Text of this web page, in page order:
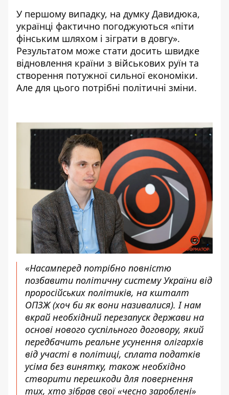
У першому випадку, на думку Давидюка,
українці фактично погоджуються «піти
фінським шляхом і зіграти в довгу».
Результатом може стати досить швидке
відновлення країни з військових руїн та
створення потужної сильної економіки.
Але для цього потрібні політичні зміни.
«Насамперед потрібно повністю
позбавити політичну систему України від
проросійських політиків, на кшталт
ОПЗЖ (хоч би як вони називалися). І нам
вкрай необхідний перезапуск держави на
основі нового суспільного договору, який
передбачить реальне усунення олігархів
від участі в політиці, сплата податків
усіма без винятку, також необхідно
створити перешкоди для повернення
тих, хто зібрав свої «чесно зароблені»